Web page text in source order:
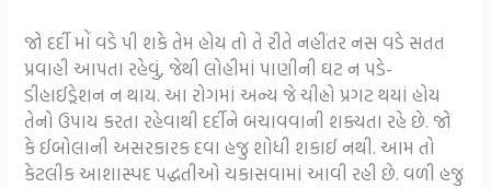
જો દર્દી મોં વડે પી શકે તેમ હોય તો તે રીતે નહીંતર નસ વડે સતત
પ્રવાહી આપતા રહેવું, જેથી લોહીમાં પાણીની ઘટ ન પડે-
ડીહાઈડ્રેશન ન થાય. આ રોગમાં અન્ય જે ચીહ્નો પ્રગટ થયાં હોય
તેનો ઉપાય કરતા રહેવાથી દર્દીને બચાવવાની શક્યતા રહે છે. જો
કે ઈબોલાની અસરકારક દવા હજુ શોધી શકાઈ નથી. આમ તો
કેટલીક આશાસ્પદ પદ્ધતીઓ ચકાસવામાં આવી રહી છે. વળી હજુ